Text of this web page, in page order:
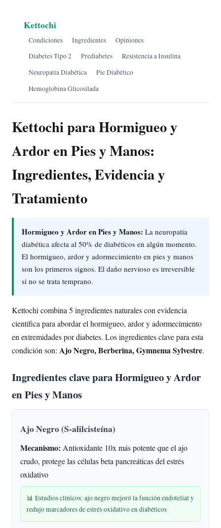
Kettochi
Condiciones Ingredientes
Opiniones
Diabetes Tipo 2
Prediabetes
Resistencia a Insulina
Neuropatía Diabética
Pie Diabético
Hemoglobina Glicosilada
Kettochi para Hormigueo y
Ardor en Pies y Manos:
Ingredientes, Evidencia y
Tratamiento
Hormigueo y Ardor en Pies y Manos: La neuropatía
diabética afecta al 50% de diabéticos en algún momento.
El hormigueo, ardor y adormecimiento en pies y manos
son los primeros signos. El daño nervioso es irreversible
si no se trata temprano.
Kettochi combina 5 ingredientes naturales con evidencia
científica para abordar el hormigueo, ardor y adormecimiento
en extremidades por diabetes. Los ingredientes clave para esta
condición son: Ajo Negro, Berberina, Gymnema Sylvestre.
Ingredientes clave para Hormigueo y Ardor
en Pies y Manos
Ajo Negro (S-alilcisteína)
Mecanismo: Antioxidante 10x más potente que el ajo
crudo, protege las células beta pancreáticas del estrés
oxidativo
📊 Estudios clínicos: ajo negro mejoró la función endotelial y
redujo marcadores de estrés oxidativo en diabéticos